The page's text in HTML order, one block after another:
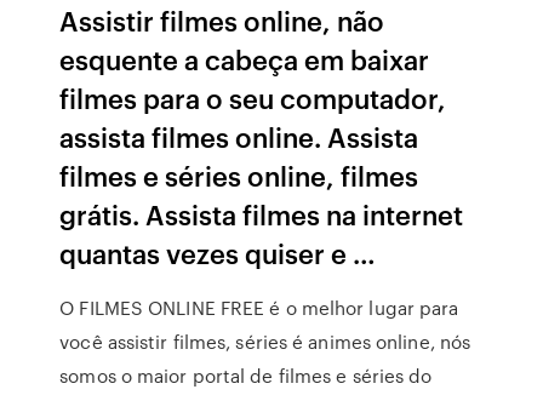
Assistir filmes online, não
esquente a cabeça em baixar
filmes para o seu computador,
assista filmes online. Assista
filmes e séries online, filmes
grátis. Assista filmes na internet
quantas vezes quiser e …
O FILMES ONLINE FREE é o melhor lugar para
você assistir filmes, séries é animes online, nós
somos o maior portal de filmes e séries do